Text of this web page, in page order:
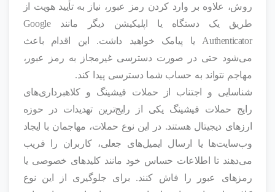
روش، علاوه بر وارد کردن رمز عبور، نیاز به تأیید هویت از
طریق یک دستگاه یا اپلیکیشن دیگر مانند Google
Authenticator یا پیامک خواهید داشت. این اقدام باعث
می‌شود حتی در صورت دسترسی غیرمجاز به رمز عبور،
مهاجم نتواند به حساب شما دسترسی پیدا کند.
شناسایی و اجتناب از حملات فیشینگ و کلاهبرداری‌های
رایج حملات فیشینگ یکی از رایج‌ترین تهدیدات در حوزه
ارزهای دیجیتال هستند. در این نوع حملات، مهاجمان با ایجاد
وب‌سایت‌ها یا ارسال ایمیل‌های جعلی، کاربران را فریب
می‌دهند تا اطلاعات حساس خود مانند کلیدهای خصوصی یا
رمزهای عبور را فاش کنند. برای جلوگیری از این نوع